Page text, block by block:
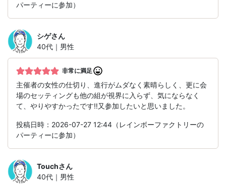
パーティーに参加）
シゲさん
40代｜男性
非常に満足
主催者の女性の仕切り、進行がムダなく素晴らしく、更に会
場のセッティングも他の組が視界に入らず、気にならなく
て、やりやすかったです‼️又参加したいと思いました。
投稿日時：2026-07-27 12:44（レインボーファクトリーの
パーティーに参加）
Touchさん
40代｜男性